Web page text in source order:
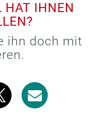
HAT IHNEN
ihn doch mit